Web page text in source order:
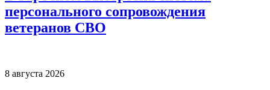
персонального сопровождения
ветеранов СВО
8 августа 2026